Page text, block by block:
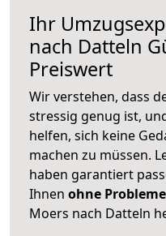
Ihr
nach Datteln
Preiswert
Wir verstehen, dass
stressig genug ist,
helfen, sich keine
machen zu müssen.
haben garantiert
Ihnen ohne Probleme
Moers nach Datteln